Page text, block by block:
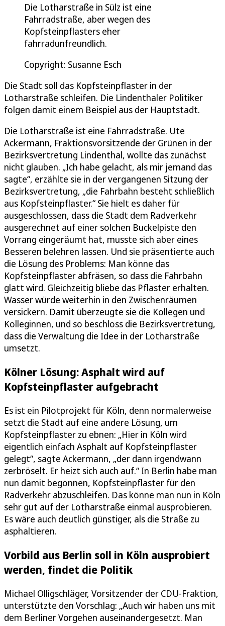
Die Lotharstraße in Sülz ist eine
Fahrradstraße, aber wegen des
Kopfsteinpflasters eher
fahrradunfreundlich.
Copyright: Susanne Esch
Die Stadt soll das Kopfsteinpflaster in der
Lotharstraße schleifen. Die Lindenthaler Politiker
folgen damit einem Beispiel aus der Hauptstadt.
Die Lotharstraße ist eine Fahrradstraße. Ute
Ackermann, Fraktionsvorsitzende der Grünen in der
Bezirksvertretung Lindenthal, wollte das zunächst
nicht glauben. „Ich habe gelacht, als mir jemand das
sagte“, erzählte sie in der vergangenen Sitzung der
Bezirksvertretung, „die Fahrbahn besteht schließlich
aus Kopfsteinpflaster.“ Sie hielt es daher für
ausgeschlossen, dass die Stadt dem Radverkehr
ausgerechnet auf einer solchen Buckelpiste den
Vorrang eingeräumt hat, musste sich aber eines
Besseren belehren lassen. Und sie präsentierte auch
die Lösung des Problems: Man könne das
Kopfsteinpflaster abfräsen, so dass die Fahrbahn
glatt wird. Gleichzeitig bliebe das Pflaster erhalten.
Wasser würde weiterhin in den Zwischenräumen
versickern. Damit überzeugte sie die Kollegen und
Kolleginnen, und so beschloss die Bezirksvertretung,
dass die Verwaltung die Idee in der Lotharstraße
umsetzt.
Kölner Lösung: Asphalt wird auf
Kopfsteinpflaster aufgebracht
Es ist ein Pilotprojekt für Köln, denn normalerweise
setzt die Stadt auf eine andere Lösung, um
Kopfsteinpflaster zu ebnen: „Hier in Köln wird
eigentlich einfach Asphalt auf Kopfsteinpflaster
gelegt“, sagte Ackermann, „der dann irgendwann
zerbröselt. Er heizt sich auch auf.“ In Berlin habe man
nun damit begonnen, Kopfsteinpflaster für den
Radverkehr abzuschleifen. Das könne man nun in Köln
sehr gut auf der Lotharstraße einmal ausprobieren.
Es wäre auch deutlich günstiger, als die Straße zu
asphaltieren.
Vorbild aus Berlin soll in Köln ausprobiert
werden, findet die Politik
Michael Olligschläger, Vorsitzender der CDU-Fraktion,
unterstützte den Vorschlag: „Auch wir haben uns mit
dem Berliner Vorgehen auseinandergesetzt. Man